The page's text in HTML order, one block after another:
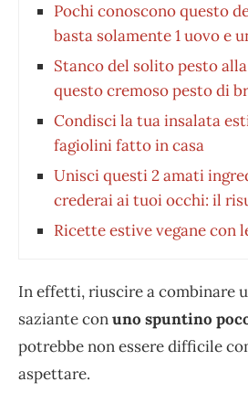
Pochi conoscono questo
basta solamente 1 uovo e
Stanco del solito pesto
questo cremoso pesto di
Condisci la tua insalata
fagiolini fatto in casa
Unisci questi 2 amati
crederai ai tuoi occhi: il
Ricette estive vegane con
In effetti, riuscire a combinare
saziante conuno spuntino
potrebbe non essere difficile
aspettare.